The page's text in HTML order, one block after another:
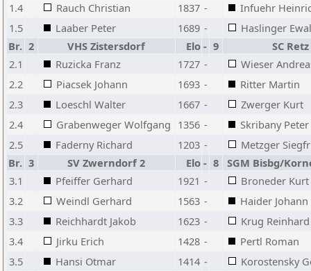
1.4
Rauch Christian 1837 -
Infuehr
1.5
Laaber Peter 1689 -
Haslinger
Br. 2 VHS Zistersdorf Elo - 9
SC Retz
2.1
Ruzicka Franz 1727 -
Wieser
2.2
Piacsek Johann 1693 -
Ritter Martin
2.3
Loeschl Walter 1667 -
Zwerger Kurt
2.4
Grabenweger Wolfgang 1356 -
Skribany Peter
2.5
Faderny Richard 1203 -
Metzger
Br. 3 SV Zwerndorf 2 Elo - 8 SGM Bisbg/
3.1
Pfeiffer Gerhard 1921 -
Broneder Kurt
3.2
Weindl Gerhard 1563 -
Haider Johann
3.3
Reichhardt Jakob 1623 -
Krug Reinhard
3.4
Jirku Erich 1428 -
Pertl Roman
3.5
Hansi Otmar 1414 -
Korostensky